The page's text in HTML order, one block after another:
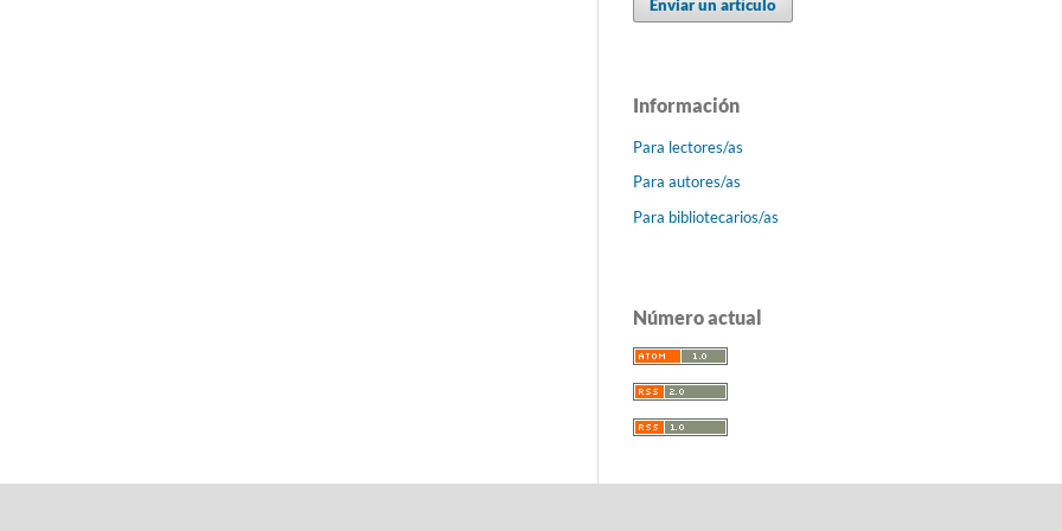
Enviar un artículo
Información
Para lectores/as
Para autores/as
Para bibliotecarios/as
Número actual